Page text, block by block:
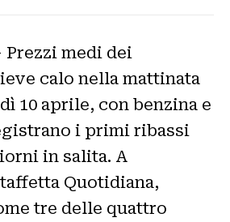
Prezzi medi dei
calo nella mattinata
10 aprile, con benzina e
i primi ribassi
in salita. A
Quotidiana,
tre delle quattro